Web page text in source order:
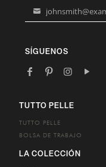
Your
SÍGUENOS
TUTTO PELLE
TUTTO PELLE
BOLSA DE TRABAJO
LA COLECCIÓN